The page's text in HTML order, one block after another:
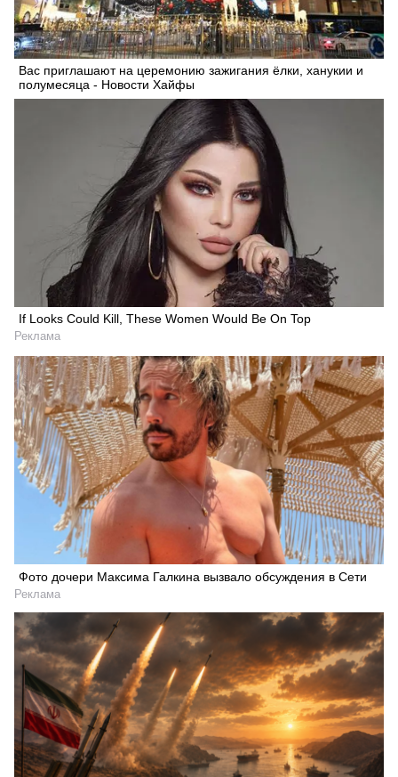
Вас приглашают на церемонию зажигания ёлки, ханукии и
полумесяца - Новости Хайфы
If Looks Could Kill, These Women Would Be On Top
Реклама
Фото дочери Максима Галкина вызвало обсуждения в Сети
Реклама